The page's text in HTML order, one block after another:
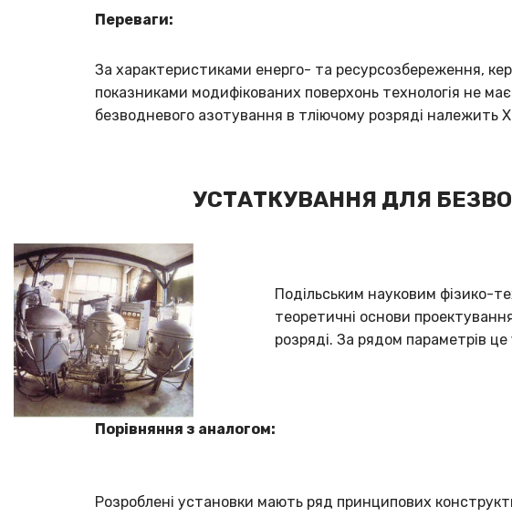
Переваги:
За характеристиками енерго- та ресурсозбереження,
показниками модифікованих поверхонь технологія не
безводневого азотування в тліючому розряді належить
УСТАТКУВАННЯ ДЛЯ
Подільським науковим фізико-
теоретичні основи
розряді. За рядом параметрів
Порівняння з аналогом:
Розроблені установки мають ряд принципових